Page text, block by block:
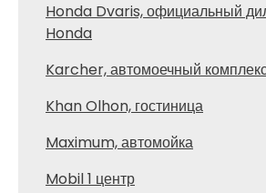
Honda Dvaris, официальный
Honda
Karcher, автомоечный
Khan Olhon, гостиница
Maximum, автомойка
Mobil 1 центр